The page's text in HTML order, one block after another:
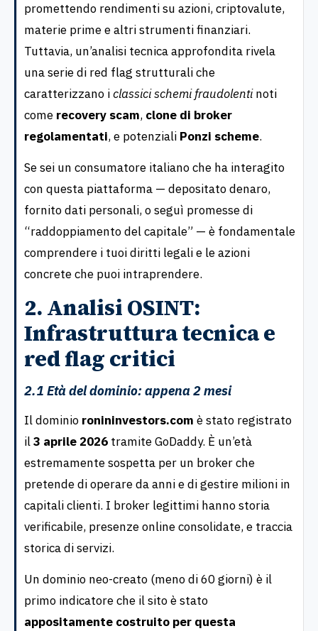
promettendo rendimenti su azioni, criptovalute,
materie prime e altri strumenti finanziari.
Tuttavia, un’analisi tecnica approfondita rivela
una serie di red flag strutturali che
caratterizzano iclassici schemi fraudolentinoti
come recovery scam, clone di broker
regolamentati, e potenziali Ponzi scheme.
Se sei un consumatore italiano che ha interagito
con questa piattaforma — depositato denaro,
fornito dati personali, o seguì promesse di
“raddoppiamento del capitale” — è fondamentale
comprendere i tuoi diritti legali e le azioni
concrete che puoi intraprendere.
2. Analisi OSINT:
Infrastruttura tecnica e
red flag critici
2.1 Età del dominio: appena 2 mesi
Il dominio ronininvestors.com è stato registrato
il3 aprile 2026 tramite GoDaddy. È un’età
estremamente sospetta per un broker che
pretende di operare da anni e di gestire milioni in
capitali clienti. I broker legittimi hanno storia
verificabile, presenze online consolidate, e traccia
storica di servizi.
Un dominio neo-creato (meno di 60 giorni) è il
primo indicatore che il sito è stato
appositamente costruito per questa